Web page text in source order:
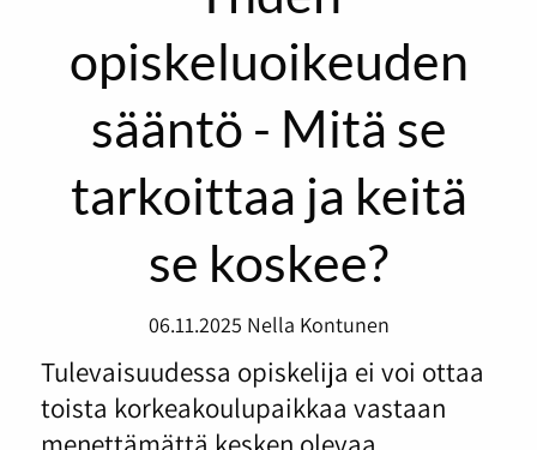
opiskeluoikeuden
sääntö - Mitä se
tarkoittaa ja keitä
se koskee?
06.11.2025 Nella Kontunen
Tulevaisuudessa opiskelija ei voi ottaa
toista korkeakoulupaikkaa vastaan